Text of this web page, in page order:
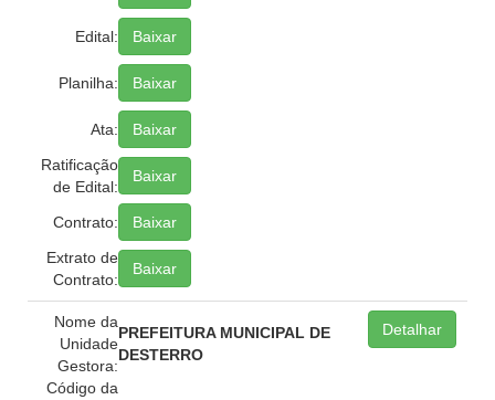
Edital: Baixar
Planilha: Baixar
Ata:
Baixar
Ratificação
de Edital:
Baixar
Contrato:
Baixar
Extrato de
Contrato:
Baixar
Nome da
Unidade
Gestora:
PREFEITURA MUNICIPAL DE
DESTERRO
Código da
Detalhar